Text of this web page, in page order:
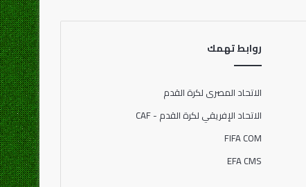
روابط تهمك
الاتحاد المصرى لكرة القدم
الاتحاد الإفريقي لكرة القدم - CAF
FIFA COM
EFA CMS